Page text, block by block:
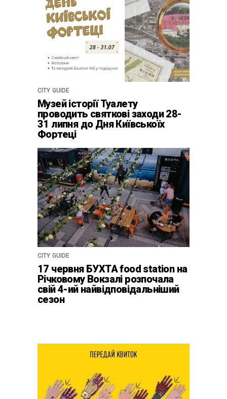
CITY GUIDE
Музей історії Туалету
проводить святкові заходи 28-
31 липня до Дня Київськоїх
Фортеці
CITY GUIDE
17 червня БУХТА food station на
Річковому Вокзалі розпочала
свій 4-ий найвідповідальніший
сезон